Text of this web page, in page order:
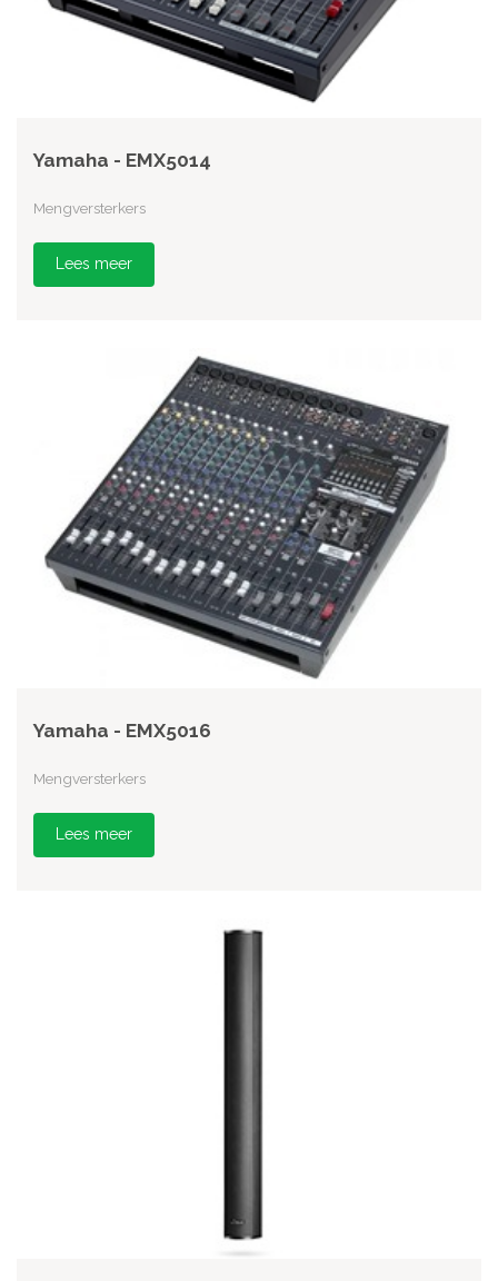
Yamaha - EMX5014
Mengversterkers
Lees meer
Yamaha - EMX5016
Mengversterkers
Lees meer